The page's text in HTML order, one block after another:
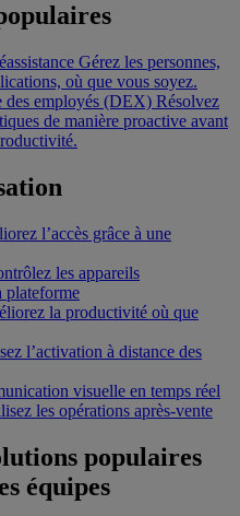
Gérez les personnes,
où que vous soyez.
des employés (DEX) Résolvez
de manière proactive avant
l’accès grâce à une
les appareils
plateforme
la productivité où que
l’activation à distance des
visuelle en temps réel
les opérations après-vente
populaires
équipes